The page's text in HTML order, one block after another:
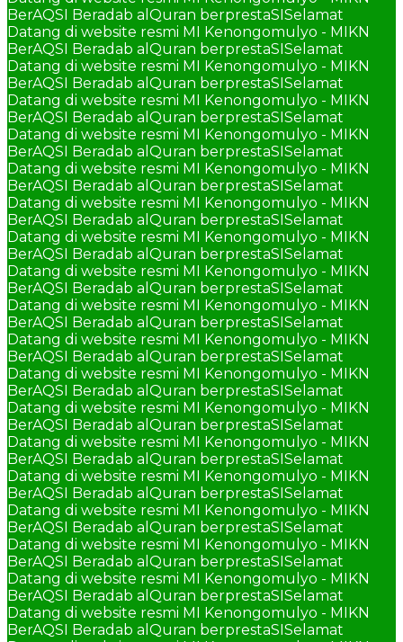
BerAQSI Beradab alQuran berprestaSISelamat
Datang di website resmi MI Kenongomulyo - MIKN
BerAQSI Beradab alQuran berprestaSISelamat
Datang di website resmi MI Kenongomulyo - MIKN
BerAQSI Beradab alQuran berprestaSISelamat
Datang di website resmi MI Kenongomulyo - MIKN
BerAQSI Beradab alQuran berprestaSISelamat
Datang di website resmi MI Kenongomulyo - MIKN
BerAQSI Beradab alQuran berprestaSISelamat
Datang di website resmi MI Kenongomulyo - MIKN
BerAQSI Beradab alQuran berprestaSISelamat
Datang di website resmi MI Kenongomulyo - MIKN
BerAQSI Beradab alQuran berprestaSISelamat
Datang di website resmi MI Kenongomulyo - MIKN
BerAQSI Beradab alQuran berprestaSISelamat
Datang di website resmi MI Kenongomulyo - MIKN
BerAQSI Beradab alQuran berprestaSISelamat
Datang di website resmi MI Kenongomulyo - MIKN
BerAQSI Beradab alQuran berprestaSISelamat
Datang di website resmi MI Kenongomulyo - MIKN
BerAQSI Beradab alQuran berprestaSISelamat
Datang di website resmi MI Kenongomulyo - MIKN
BerAQSI Beradab alQuran berprestaSISelamat
Datang di website resmi MI Kenongomulyo - MIKN
BerAQSI Beradab alQuran berprestaSISelamat
Datang di website resmi MI Kenongomulyo - MIKN
BerAQSI Beradab alQuran berprestaSISelamat
Datang di website resmi MI Kenongomulyo - MIKN
BerAQSI Beradab alQuran berprestaSISelamat
Datang di website resmi MI Kenongomulyo - MIKN
BerAQSI Beradab alQuran berprestaSISelamat
Datang di website resmi MI Kenongomulyo - MIKN
BerAQSI Beradab alQuran berprestaSISelamat
Datang di website resmi MI Kenongomulyo - MIKN
BerAQSI Beradab alQuran berprestaSISelamat
Datang di website resmi MI Kenongomulyo - MIKN
BerAQSI Beradab alQuran berprestaSISelamat